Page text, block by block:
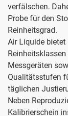
verfälschen.
Probe für den
Reinheitsgrad.
Air Liquide bietet
Messgeräten
Qualitätsstufen
täglichen
Neben
Kalibrierschein